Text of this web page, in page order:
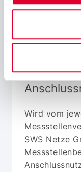
Wird vom
SWS Netze